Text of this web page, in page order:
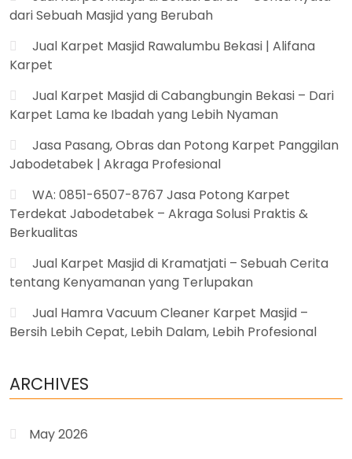
dari Sebuah Masjid yang Berubah
Jual Karpet Masjid Rawalumbu Bekasi | Alifana
Karpet
Jual Karpet Masjid di Cabangbungin Bekasi – Dari
Karpet Lama ke Ibadah yang Lebih Nyaman
Jasa Pasang, Obras dan Potong Karpet Panggilan
Jabodetabek | Akraga Profesional
WA: 0851-6507-8767 Jasa Potong Karpet
Terdekat Jabodetabek – Akraga Solusi Praktis &
Berkualitas
Jual Karpet Masjid di Kramatjati – Sebuah Cerita
tentang Kenyamanan yang Terlupakan
Jual Hamra Vacuum Cleaner Karpet Masjid –
Bersih Lebih Cepat, Lebih Dalam, Lebih Profesional
ARCHIVES
May 2026